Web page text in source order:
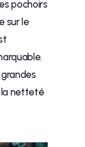
pochoirs
sur le
la netteté